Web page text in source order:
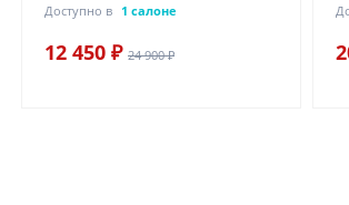
Доступно в 1 салоне
12 450 ₽ 24 900 ₽